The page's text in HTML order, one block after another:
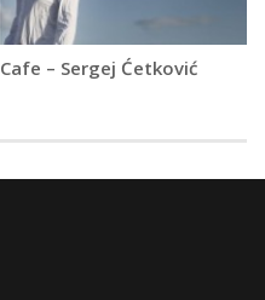
Cafe – Sergej Ćetković